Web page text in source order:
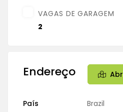
VAGAS DE GARAGEM
2
Endereço
País
Brazil